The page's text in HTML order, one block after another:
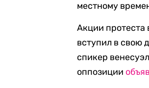
местному
Акции протеста
вступил в свою
спикер
оппозиции